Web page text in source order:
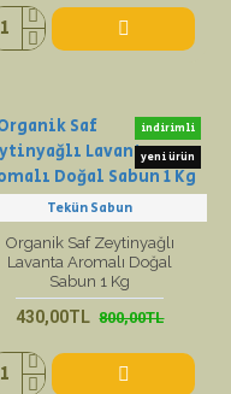
indirimli
yeni ürün
Tekün Sabun
Organik Saf Zeytinyağlı
Lavanta Aromalı Doğal
Sabun 1 Kg
430,00TL 800,00TL